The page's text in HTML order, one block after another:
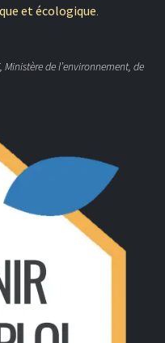
et écologique.
Ministère de l’environnement, de